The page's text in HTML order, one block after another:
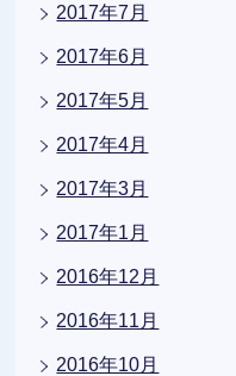
2017年7月
2017年6月
2017年5月
2017年4月
2017年3月
2017年1月
2016年12月
2016年11月
2016年10月